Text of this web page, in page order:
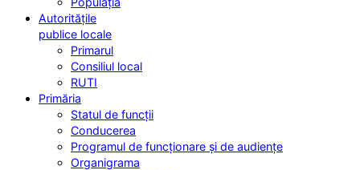
Autoritățile
publice locale
Primarul
Consiliul local
RUTI
Primăria
Statul de funcții
Conducerea
Programul de funcționare și de audiențe
Organigrama